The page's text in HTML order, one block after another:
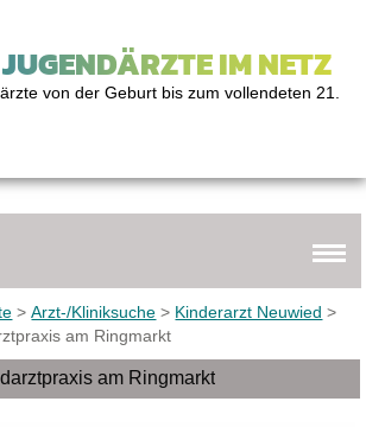
IM NETZ
von der Geburt bis zum vollendeten 21.
>Arzt-/Kliniksuche > Kinderarzt Neuwied >
am Ringmarkt
am Ringmarkt